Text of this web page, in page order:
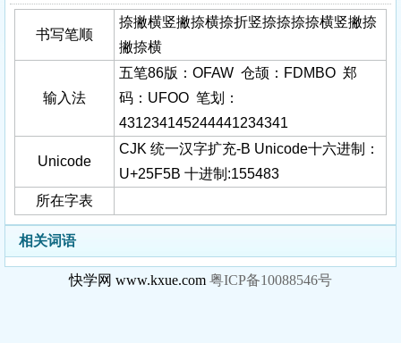
书写笔顺
捺撇横竖撇捺横捺折竖捺捺捺捺横竖撇捺
撇捺横
输入法
五笔86版：OFAW 仓颉：FDMBO 郑
码：UFOO 笔划：
431234145244441234341
Unicode
CJK 统一汉字扩充-B Unicode十六进制：
U+25F5B 十进制:155483
所在字表
相关词语
快学网 www.kxue.com 粤ICP备10088546号